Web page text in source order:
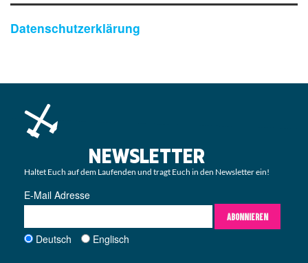
Datenschutzerklärung
NEWSLETTER
Haltet Euch auf dem Laufenden und tragt Euch in den Newsletter ein!
E-Mail Adresse
ABONNIEREN
Deutsch Englisch